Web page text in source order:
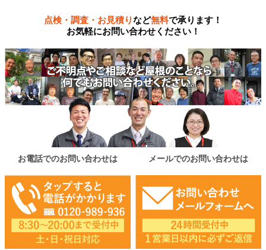
点検・調査・お見積りなど無料で承ります！
お気軽にお問い合わせください！
お電話でのお問い合わせは メールでのお問い合わせは